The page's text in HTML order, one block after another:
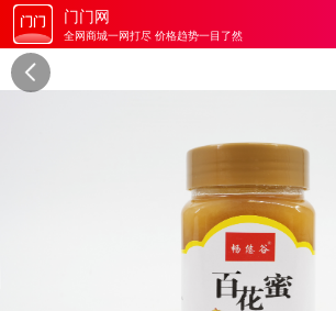
门门网
全网商城一网打尽 价格趋势一目了然